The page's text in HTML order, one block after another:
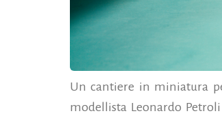
Un cantiere in miniatura
modellista Leonardo